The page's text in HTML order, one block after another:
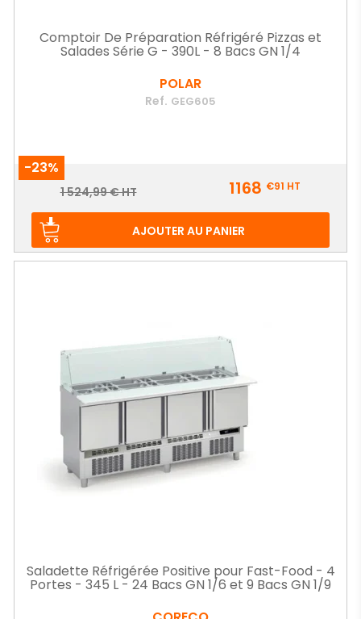
Comptoir De Préparation Réfrigéré Pizzas et
Salades Série G - 390L - 8 Bacs GN 1/4
POLAR
Ref. GEG605
-23%
Prix
Prix
1 524,99 € HT 1168 €91 HT
AJOUTER AU PANIER
Saladette Réfrigérée Positive pour Fast-Food - 4
Portes - 345 L - 24 Bacs GN 1/6 et 9 Bacs GN 1/9